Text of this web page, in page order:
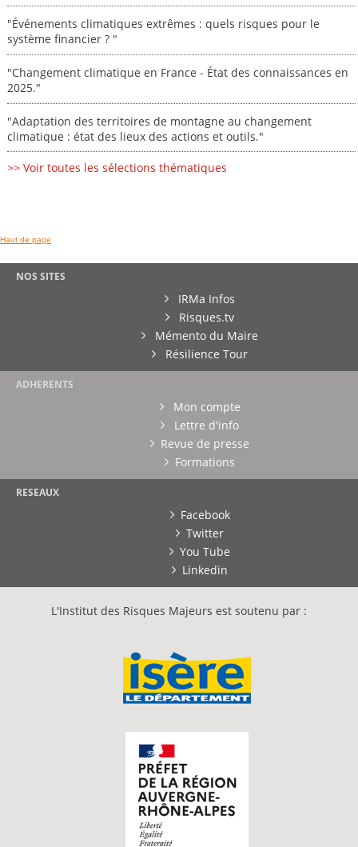
"Événements climatiques extrêmes : quels risques pour le
système financier ? "
"Changement climatique en France - État des connaissances en
2025."
"Adaptation des territoires de montagne au changement
climatique : état des lieux des actions et outils."
>> Voir toutes les sélections thématiques
Haut de page
NOS SITES
IRMa Infos
Risques.tv
Mémento du Maire
Résilience Tour
ADHERENTS
Mon compte
Lettre d'info
Revue de presse
Formations
RESEAUX
Facebook
Twitter
You Tube
Linkedin
L'Institut des Risques Majeurs est soutenu par :